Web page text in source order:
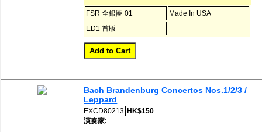
FSR 全銀圈 01
Made In USA
ED1 首版
Bach Brandenburg Concertos Nos.1/2/3 /
Leppard
EXCD80213 |HK$150
演奏家: